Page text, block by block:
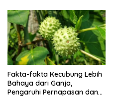
Fakta-fakta Kecubung Lebih
Bahaya dari Ganja,
Pengaruhi Pernapasan dan